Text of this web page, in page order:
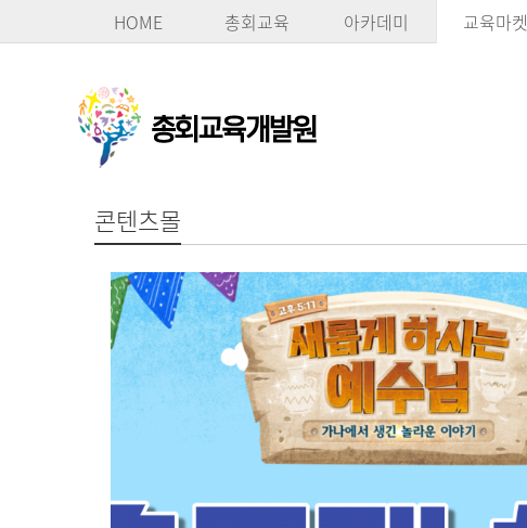
HOME 총회교육 아카데미 교육마켓
콘텐츠몰